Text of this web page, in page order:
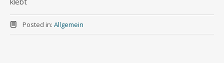
Posted in: Allgemein